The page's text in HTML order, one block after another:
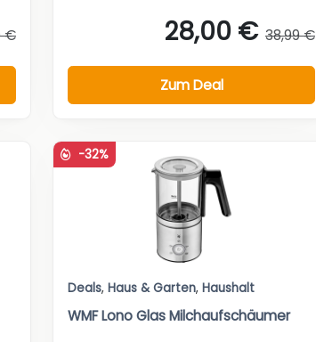
€ 28,00 € 38,99 €
Zum Deal
-32%
Deals, Haus & Garten, Haushalt
WMF Lono Glas Milchaufschäumer